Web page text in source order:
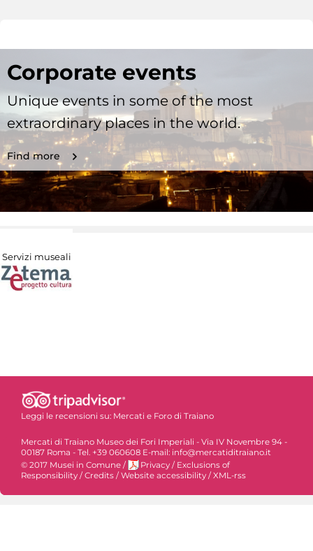
Corporate events
Unique events in some of the most
extraordinary places in the world.
Find more
Servizi museali
Leggi le recensioni su: Mercati e Foro di Traiano
Mercati di Traiano Museo dei Fori Imperiali - Via IV Novembre 94 -
00187 Roma - Tel. +39 060608 E-mail: info@mercatiditraiano.it
© 2017 Musei in Comune / Privacy / Exclusions of
Responsibility / Credits / Website accessibility / XML-rss